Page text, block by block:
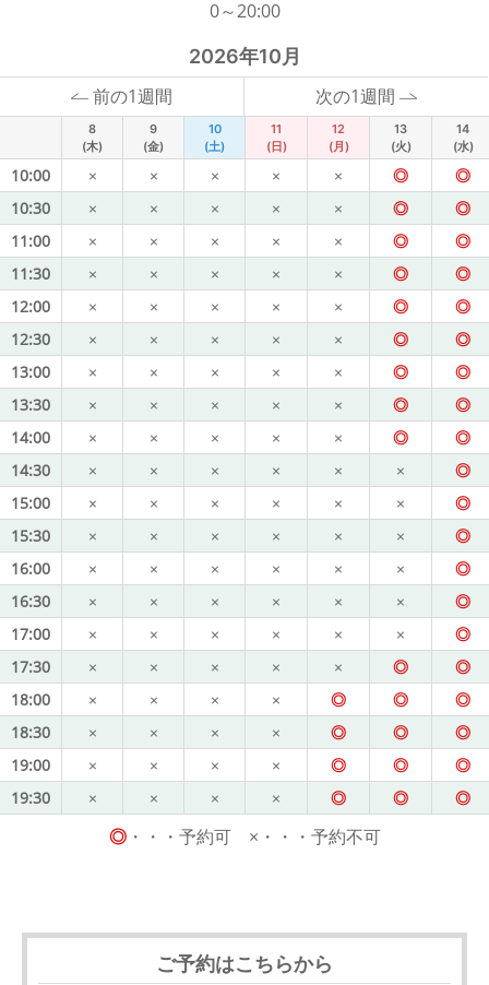
0～20:00
2026年10月
前の1週間 次の1週間
8
(木)
9
(金)
10
(土)
11
(日)
12
(月)
13
(火)
14
(水)
10:00 × × × × × ◎
◎
10:30
× × × × × ◎
◎
11:00
× × × × × ◎
◎
11:30
× × × × × ◎
◎
12:00
× × × × × ◎
◎
12:30
× × × × × ◎
◎
13:00
× × × × × ◎
◎
13:30
× × × × × ◎
◎
14:00
× × × × × ◎
◎
14:30
× × × × × ×
◎
15:00
× × × × × ×
◎
15:30
× × × × × ×
◎
16:00
× × × × × ×
◎
16:30
× × × × × ×
◎
17:00
× × × × × ×
◎
17:30
× × × × × ◎
◎
18:00
× × × × ◎ ◎
◎
18:30
× × × × ◎ ◎
◎
19:00
× × × × ◎ ◎
◎
19:30
× × × × ◎ ◎ ◎
◎・・・予約可 ×・・・予約不可
ご予約はこちらから